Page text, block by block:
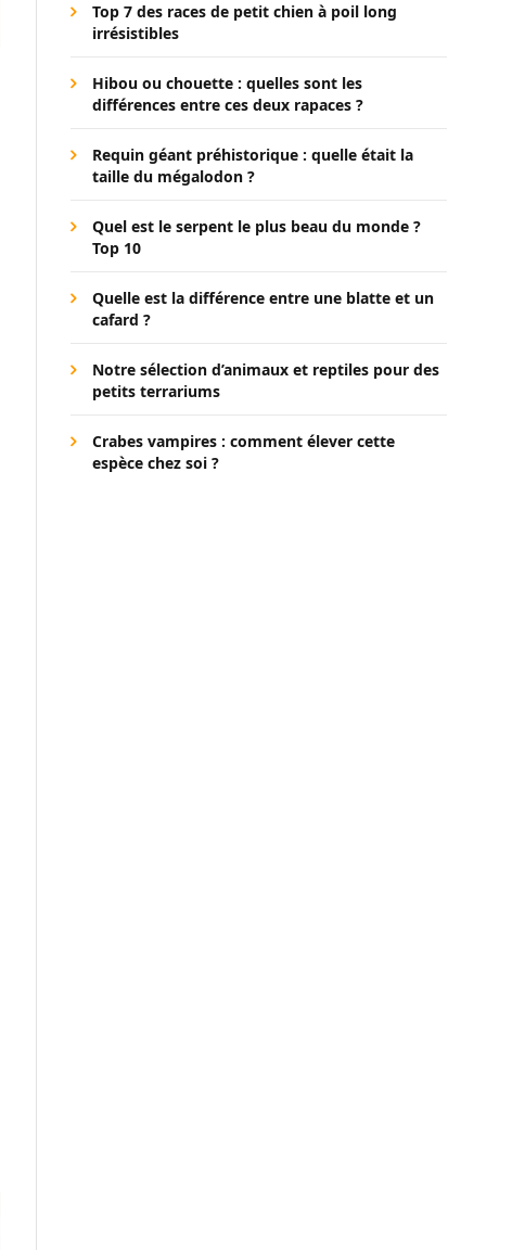
Top 7 des races de petit chien à poil long
irrésistibles
Hibou ou chouette : quelles sont les
différences entre ces deux rapaces ?
Requin géant préhistorique : quelle était la
taille du mégalodon ?
Quel est le serpent le plus beau du monde ?
Top 10
Quelle est la différence entre une blatte et un
cafard ?
Notre sélection d’animaux et reptiles pour des
petits terrariums
Crabes vampires : comment élever cette
espèce chez soi ?